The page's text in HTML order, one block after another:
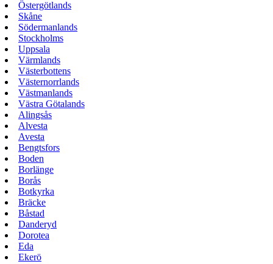
Östergötlands
Skåne
Södermanlands
Stockholms
Uppsala
Värmlands
Västerbottens
Västernorrlands
Västmanlands
Västra Götalands
Alingsås
Alvesta
Avesta
Bengtsfors
Boden
Borlänge
Borås
Botkyrka
Bräcke
Båstad
Danderyd
Dorotea
Eda
Ekerö